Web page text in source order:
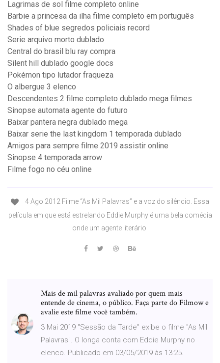
Lagrimas de sol filme completo online
Barbie a princesa da ilha filme completo em português
Shades of blue segredos policiais record
Serie arquivo morto dublado
Central do brasil blu ray compra
Silent hill dublado google docs
Pokémon tipo lutador fraqueza
O albergue 3 elenco
Descendentes 2 filme completo dublado mega filmes
Sinopse automata agente do futuro
Baixar pantera negra dublado mega
Baixar serie the last kingdom 1 temporada dublado
Amigos para sempre filme 2019 assistir online
Sinopse 4 temporada arrow
Filme fogo no céu online
4 Ago 2012 Filme “As Mil Palavras” e a voz do silêncio. Essa
película em que está estrelando Eddie Murphy é uma bela comédia
onde um agente literário
Mais de mil palavras avaliado por quem mais
entende de cinema, o público. Faça parte do Filmow e
avalie este filme você também.
3 Mai 2019 "Sessão da Tarde" exibe o filme "As Mil
Palavras". O longa conta com Eddie Murphy no
elenco. Publicado em 03/05/2019 às 13:25.